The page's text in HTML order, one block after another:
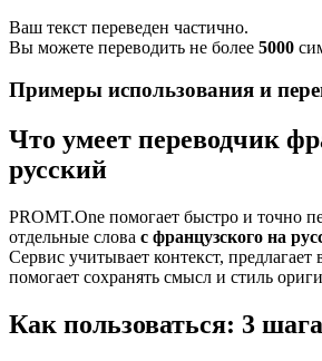
Ваш текст переведен частично.
Вы можете переводить не более 5000
Примеры использования и
Что умеет переводчик
русский
PROMT.One помогает быстро и точно
отдельные слова с французского на
Сервис учитывает контекст, предлагает
помогает сохранять смысл и стиль
Как пользоваться: 3